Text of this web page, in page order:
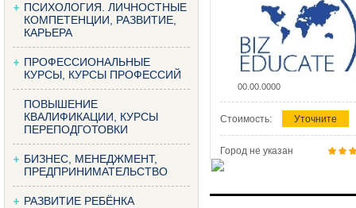
ПСИХОЛОГИЯ. ЛИЧНОСТНЫЕ
КОМПЕТЕНЦИИ, РАЗВИТИЕ,
КАРЬЕРА
ПРОФЕССИОНАЛЬНЫЕ
КУРСЫ, КУРСЫ ПРОФЕССИЙ
ПОВЫШЕНИЕ
КВАЛИФИКАЦИИ, КУРСЫ
ПЕРЕПОДГОТОВКИ
БИЗНЕС, МЕНЕДЖМЕНТ,
ПРЕДПРИНИМАТЕЛЬСТВО
РАЗВИТИЕ РЕБЁНКА
00.00.0000
Стоимость: Уточните
Город не указан